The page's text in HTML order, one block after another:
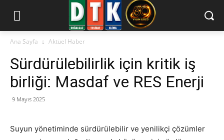
Ana Sayfa Aktüel Haber
Sürdürülebilirlik için kritik iş
birliği: Masdaf ve RES Enerji
9 Mayıs 2025
Suyun yönetiminde sürdürülebilir ve yenilikçi çözümler